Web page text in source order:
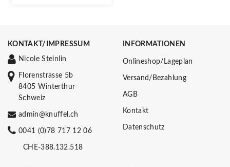
KONTAKT/IMPRESSUM
Nicole Steinlin
Florenstrasse 5b
8405 Winterthur
Schweiz
admin@knuffel.ch
0041 (0)78 717 12 06
CHE-388.132.518
INFORMATIONEN
Onlineshop/Lageplan
Versand/Bezahlung
AGB
Kontakt
Datenschutz